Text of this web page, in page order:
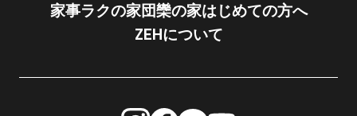
家事ラクの家団欒の家はじめての方へ
ZEHについて